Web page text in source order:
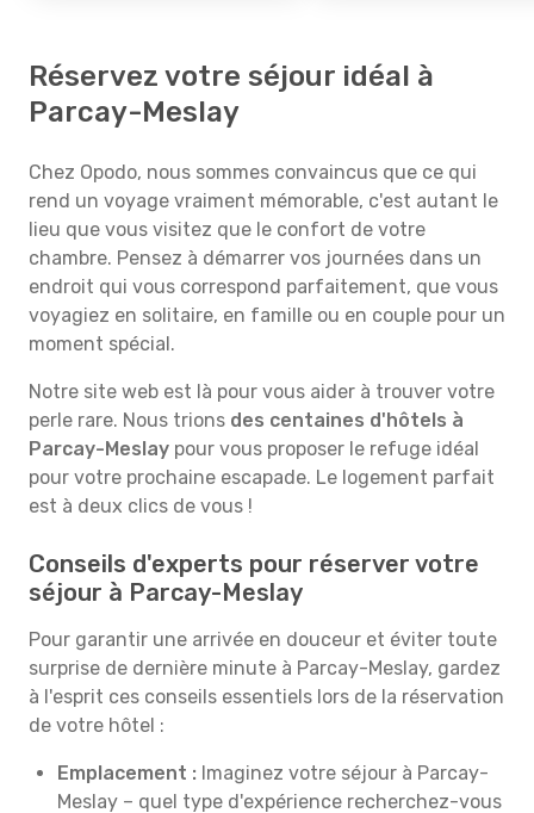
Réservez votre séjour idéal à
Parcay-Meslay
Chez Opodo, nous sommes convaincus que ce qui
rend un voyage vraiment mémorable, c'est autant le
lieu que vous visitez que le confort de votre
chambre. Pensez à démarrer vos journées dans un
endroit qui vous correspond parfaitement, que vous
voyagiez en solitaire, en famille ou en couple pour un
moment spécial.
Notre site web est là pour vous aider à trouver votre
perle rare. Nous trions des centaines d'hôtels à
Parcay-Meslay pour vous proposer le refuge idéal
pour votre prochaine escapade. Le logement parfait
est à deux clics de vous !
Conseils d'experts pour réserver votre
séjour à Parcay-Meslay
Pour garantir une arrivée en douceur et éviter toute
surprise de dernière minute à Parcay-Meslay, gardez
à l'esprit ces conseils essentiels lors de la réservation
de votre hôtel :
Emplacement : Imaginez votre séjour à Parcay-
Meslay – quel type d'expérience recherchez-vous